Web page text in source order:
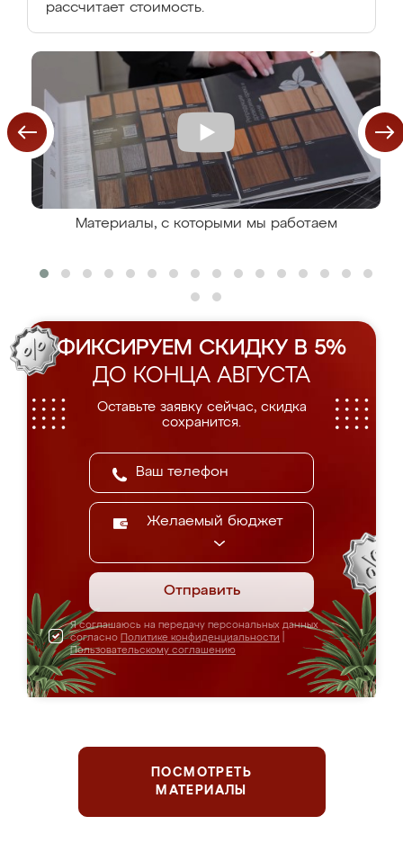
рассчитает стоимость.
Материалы, с которыми мы работаем
ФИКСИРУЕМ СКИДКУ В 5%
ДО КОНЦА АВГУСТА
Оставьте заявку сейчас, скидка
сохранится.
Желаемый бюджет
Отправить
Я соглашаюсь на передачу персональных данных
согласно Политике конфиденциальности
Пользовательскому соглашению
ПОСМОТРЕТЬ
МАТЕРИАЛЫ